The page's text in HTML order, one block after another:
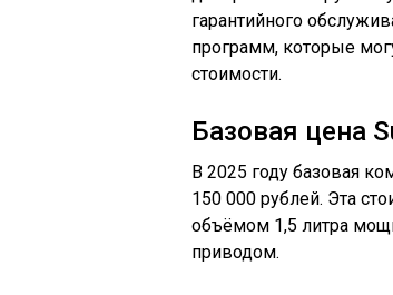
гарантийного
программ, которые
стоимости.
Базовая цена
В 2025 году базовая
150 000 рублей. Эта
объёмом 1,5 литра
приводом.